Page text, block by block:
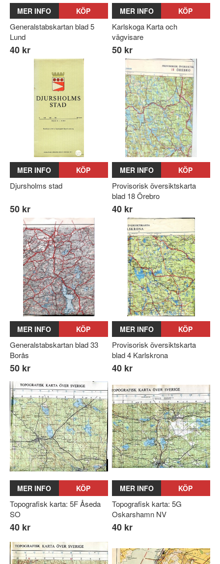
MER INFO KÖP
Generalstabskartan blad 5
Lund
40 kr
MER INFO KÖP
Karlskoga Karta och
vägvisare
50 kr
MER INFO KÖP
Djursholms stad
50 kr
MER INFO KÖP
Provisorisk översiktskarta
blad 18 Örebro
40 kr
MER INFO KÖP
Generalstabskartan blad 33
Borås
50 kr
MER INFO KÖP
Provisorisk översiktskarta
blad 4 Karlskrona
40 kr
MER INFO KÖP
Topografisk karta: 5F Åseda
SO
40 kr
MER INFO KÖP
Topografisk karta: 5G
Oskarshamn NV
40 kr